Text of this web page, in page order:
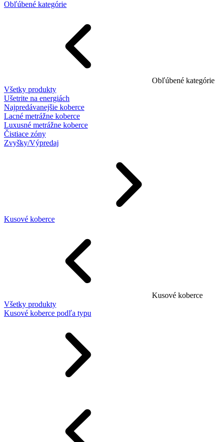
Obľúbené kategórie
Obľúbené kategórie
Všetky produkty
Ušetrite na energiách
Najpredávanejšie koberce
Lacné metrážne koberce
Luxusné metrážne koberce
Čistiace zóny
Zvyšky/Výpredaj
Kusové koberce
Kusové koberce
Všetky produkty
Kusové koberce podľa typu